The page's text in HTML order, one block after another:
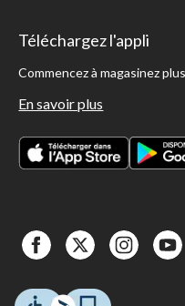
Téléchargez l'appli
Commencez à magasinez
En savoir plus